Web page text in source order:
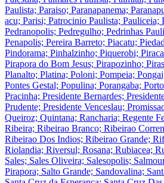
Paulista; Paraiso; Paranapanema;
acu; Parisi; Patrocinio Paulista; Pauliceia;
Pedranopolis; Pedregulho; Pedrinhas
Penapolis; Pereira Barreto; Piacatu;
Pindorama; Pinhalzinho; Piquerobi;
Pirapora do Bom Jesus; Pirapozinho;
Planalto; Platina; Poloni; Pompeia;
Pontes Gestal; Populina; Porangaba;
Pracinha; Presidente Bernardes;
Prudente; Presidente Venceslau;
Queiroz; Quintana; Rancharia; Regente
Ribeira; Ribeirao Branco; Ribeirao
Ribeirao Dos Indios; Ribeirao Grande;
Riolandia; Riversul; Rosana; Rubiacea;
Sales; Sales Oliveira; Salesopolis;
Pirapora; Salto Grande; Sandovalina;